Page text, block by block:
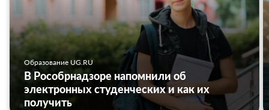
Образование UG.RU
В Рособрнадзоре напомнили об
электронных студенческих и как их
получить